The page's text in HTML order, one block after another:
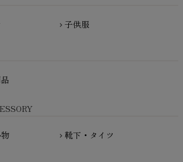
ティン）
）
マイリトルコズモ）
ネイティブ）
chevron_right 子供服
chevron_right 靴下・タイツ